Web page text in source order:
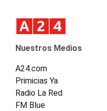
Nuestros Medios
A24.com
Primicias Ya
Radio La Red
FM Blue